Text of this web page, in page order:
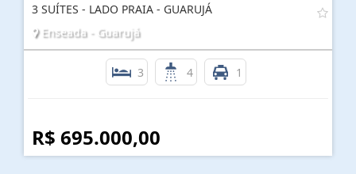
3 SUÍTES - LADO PRAIA - GUARUJÁ
Enseada - Guarujá
3 4 1
R$ 695.000,00